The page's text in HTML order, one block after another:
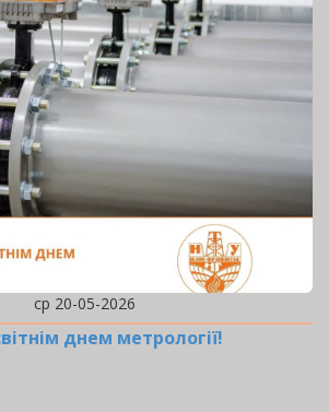
ср 20-05-2026
днем метрології!